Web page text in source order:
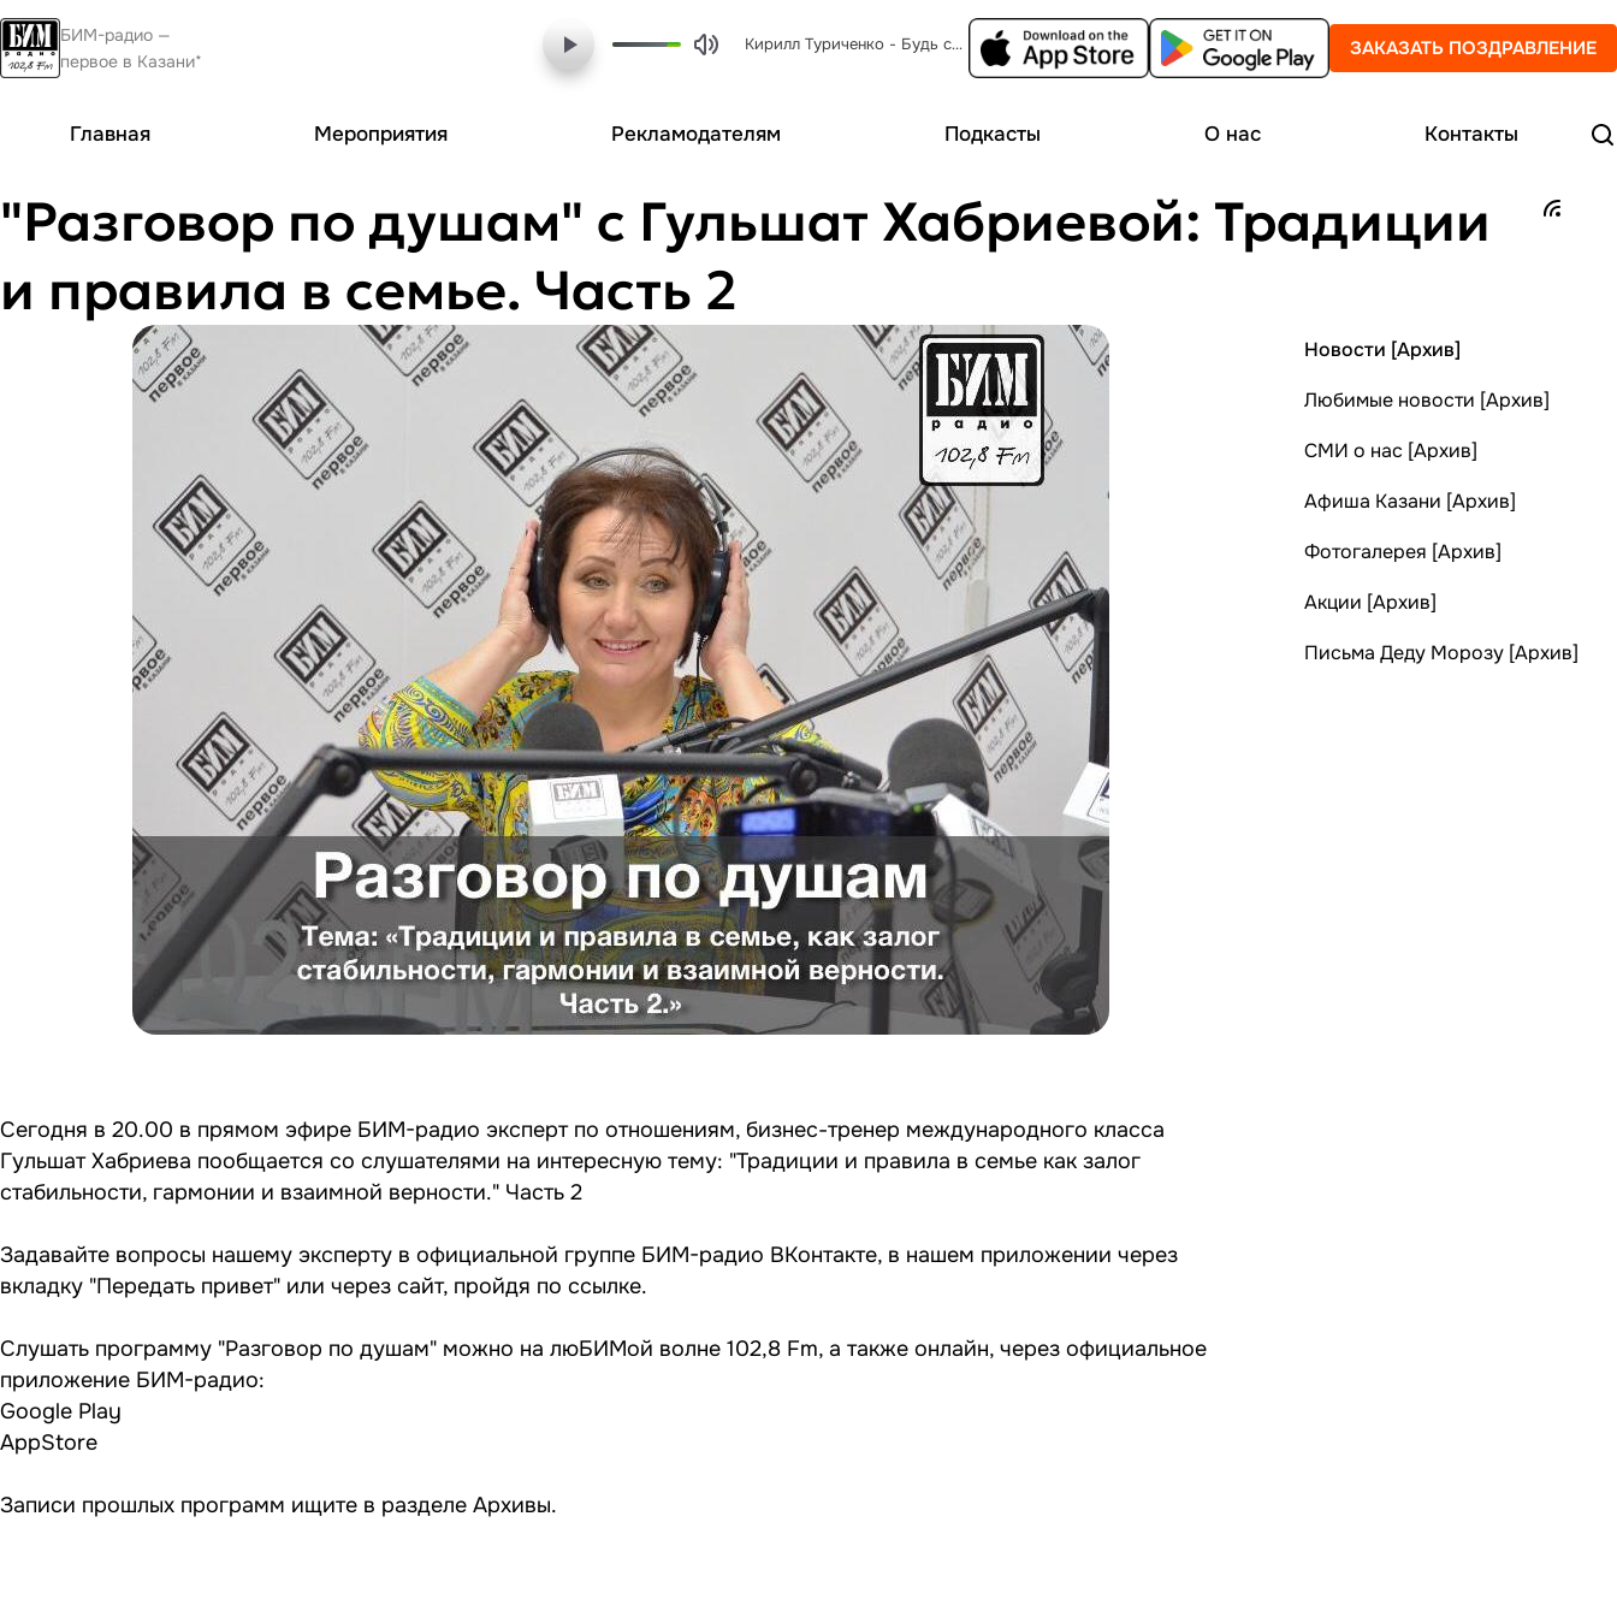
БИМ-радио —
первое в Казани*
Кирилл Туриченко - Будь со мной ЗАКАЗАТЬ ПОЗДРАВЛЕНИЕ
Главная Мероприятия Рекламодателям Подкасты О нас Контакты
"Разговор по душам" с Гульшат Хабриевой: Традиции
и правила в семье. Часть 2
Сегодня в 20.00 в прямом эфире БИМ-радио эксперт по отношениям, бизнес-тренер международного класса
Гульшат Хабриева пообщается со слушателями на интересную тему: "Традиции и правила в семье как залог
стабильности, гармонии и взаимной верности." Часть 2
Задавайте вопросы нашему эксперту в официальной группе БИМ-радио ВКонтакте, в нашем приложении через
вкладку "Передать привет" или через сайт, пройдя по ссылке.
Слушать программу "Разговор по душам" можно на люБИМой волне 102,8 Fm, а также онлайн, через официальное
приложение БИМ-радио:
Google Play
AppStore
Записи прошлых программ ищите в разделе Архивы.
Новости [Архив]
Любимые новости [Архив]
СМИ о нас [Архив]
Афиша Казани [Архив]
Фотогалерея [Архив]
Акции [Архив]
Письма Деду Морозу [Архив]